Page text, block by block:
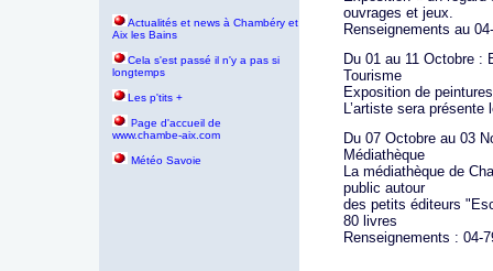
Actualités et news à Chambéry et
Aix les Bains
Cela s'est passé il n'y a pas si
longtemps
Les p'tits +
Page d'accueil de
www.chambe-aix.com
Météo Savoie
ouvrages et jeux.
Renseignements au
Du 01 au 11 Octobre :
Tourisme
Exposition de
L’artiste sera
Du 07 Octobre au 03
Médiathèque
La médiathèque de
public autour
des petits éditeurs
80 livres
Renseignements : 04-